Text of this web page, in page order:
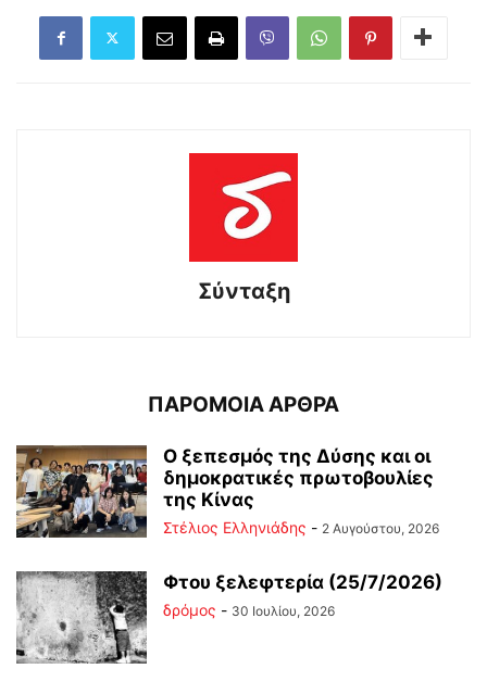
Σύνταξη
ΠΑΡΟΜΟΙΑ ΑΡΘΡΑ
Ο ξεπεσμός της Δύσης και οι
δημοκρατικές πρωτοβουλίες
της Κίνας
Στέλιος Ελληνιάδης - 2 Αυγούστου, 2026
Φτου ξελεφτερία (25/7/2026)
δρόμος - 30 Ιουλίου, 2026